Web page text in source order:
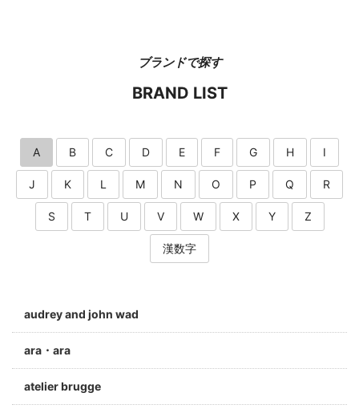
ブランドで探す
BRAND LIST
A B C D E F G H I
J K L M N O P Q R
S T U V W X Y Z
漢数字
audrey and john wad
ara・ara
atelier brugge